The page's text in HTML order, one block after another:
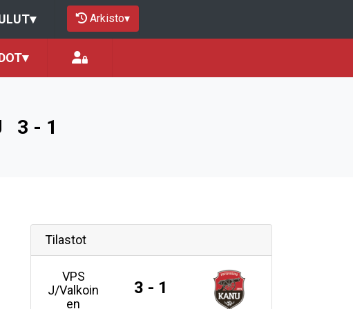
▾ Arkisto▾
▾
3 - 1
Tilastot
VPS
J/Valkoin
en
3 - 1